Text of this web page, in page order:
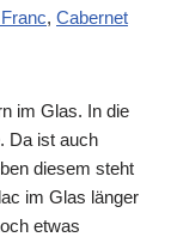
, Cabernet
im Glas. In die
Da ist auch
diesem steht
im Glas länger
etwas